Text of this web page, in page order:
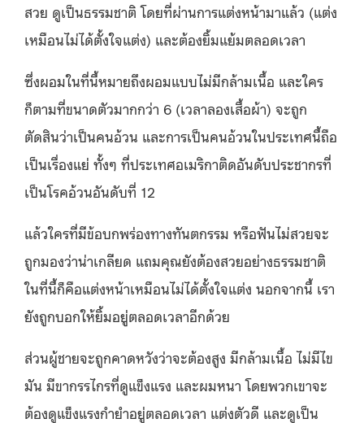
สวย ดูเป็นธรรมชาติ โดยที่ผ่านการแต่งหน้ามาแล้ว (แต่ง
เหมือนไม่ได้ตั้งใจแต่ง) และต้องยิ้มแย้มตลอดเวลา
ซึ่งผอมในที่นี้หมายถึงผอมแบบไม่มีกล้ามเนื้อ และใคร
ก็ตามที่ขนาดตัวมากกว่า 6 (เวลาลองเสื้อผ้า) จะถูก
ตัดสินว่าเป็นคนอ้วน และการเป็นคนอ้วนในประเทศนี้ถือ
เป็นเรื่องแย่ ทั้งๆ ที่ประเทศอเมริกาติดอันดับประชากรที่
เป็นโรคอ้วนอันดับที่ 12
แล้วใครที่มีข้อบกพร่องทางทันตกรรม หรือฟันไม่สวยจะ
ถูกมองว่าน่าเกลียด แถมคุณยังต้องสวยอย่างธรรมชาติ
ในที่นี้ก็คือแต่งหน้าเหมือนไม่ได้ตั้งใจแต่ง นอกจากนี้ เรา
ยังถูกบอกให้ยิ้มอยู่ตลอดเวลาอีกด้วย
ส่วนผู้ชายจะถูกคาดหวังว่าจะต้องสูง มีกล้ามเนื้อ ไม่มีไข
มัน มีขากรรไกรที่ดูแข็งแรง และผมหนา โดยพวกเขาจะ
ต้องดูแข็งแรงกำยำอยู่ตลอดเวลา แต่งตัวดี และดูเป็น